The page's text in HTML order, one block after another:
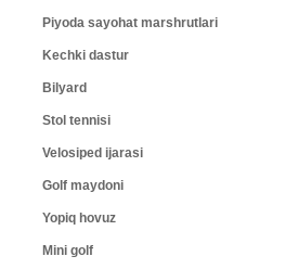
Piyoda sayohat marshrutlari
Kechki dastur
Bilyard
Stol tennisi
Velosiped ijarasi
Golf maydoni
Yopiq hovuz
Mini golf